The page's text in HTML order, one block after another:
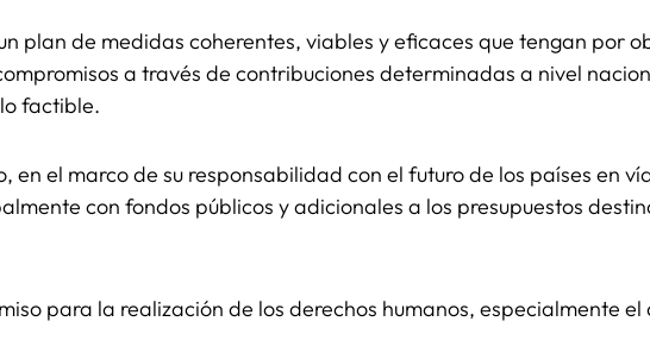
plan de medidas coherentes, viables y eficaces que tengan por
a través de contribuciones determinadas a nivel
factible.
en el marco de su responsabilidad con el futuro de los países en
con fondos públicos y adicionales a los presupuestos
para la realización de los derechos humanos, especialmente